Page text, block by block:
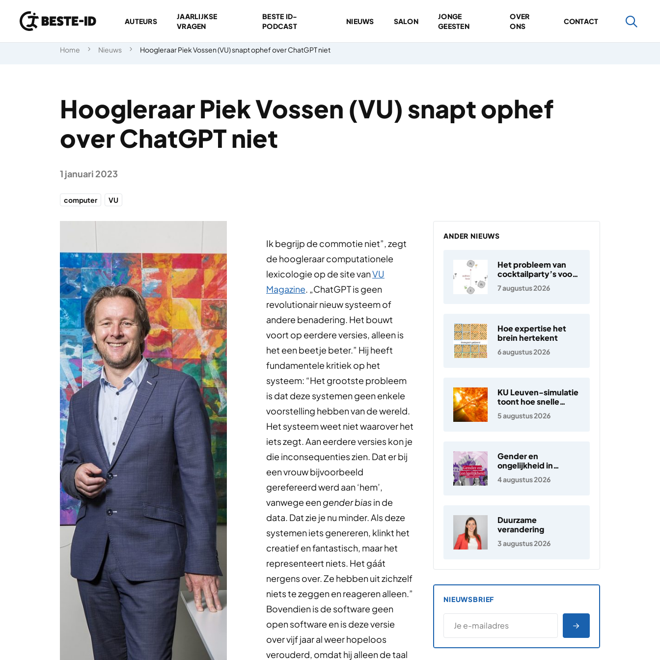
Ga naar inhoud
AUTEURS
JAARLIJKSE
VRAGEN
BESTE ID-
PODCAST
NIEUWS SALON
JONGE
GEESTEN
OVER
ONS
CONTACT
Home Nieuws Hoogleraar Piek Vossen (VU) snapt ophef over ChatGPT niet
Hoogleraar Piek Vossen (VU) snapt ophef
over ChatGPT niet
1 januari 2023
computer VU
Ik begrijp de commotie niet”, zegt
de hoogleraar computationele
lexicologie op de site vanVU
Magazine. „ChatGPT is geen
revolutionair nieuw systeem of
andere benadering. Het bouwt
voort op eerdere versies, alleen is
het een beetje beter.” Hij heeft
fundamentele kritiek op het
systeem: “Het grootste probleem
is dat deze systemen geen enkele
voorstelling hebben van de wereld.
Het systeem weet niet waarover het
iets zegt. Aan eerdere versies kon je
die inconsequenties zien. Dat er bij
een vrouw bijvoorbeeld
gerefereerd werd aan ‘hem’,
vanwege eengender biasin de
data. Dat zie je nu minder. Als deze
systemen iets genereren, klinkt het
creatief en fantastisch, maar het
representeert niets. Het gáát
nergens over. Ze hebben uit zichzelf
niets te zeggen en reageren alleen.”
Bovendien is de software geen
open software en is deze versie
over vijf jaar al weer hopeloos
verouderd, omdat hij alleen de taal
ANDER NIEUWS
Het probleem van
cocktailparty’s voor
hoortoestellen
7 augustus 2026
Hoe expertise het
brein hertekent
6 augustus 2026
KU Leuven-simulatie
toont hoe snelle
elektronen in de
zonnewind ontstaan
5 augustus 2026
Gender en
ongelijkheid in
Nederland
4 augustus 2026
Duurzame
verandering
3 augustus 2026
NIEUWSBRIEF
E-MAILADRES
*
AANMELDEN